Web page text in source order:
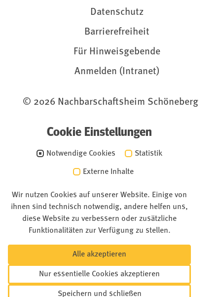
Datenschutz
Barrierefreiheit
Für Hinweisgebende
Anmelden (Intranet)
© 2026 Nachbarschaftsheim Schöneberg
Cookie Einstellungen
Notwendige Cookies Statistik
Externe Inhalte
Wir nutzen Cookies auf unserer Website. Einige von
ihnen sind technisch notwendig, andere helfen uns,
diese Website zu verbessern oder zusätzliche
Funktionalitäten zur Verfügung zu stellen.
Alle akzeptieren
Nur essentielle Cookies akzeptieren
Speichern und schließen